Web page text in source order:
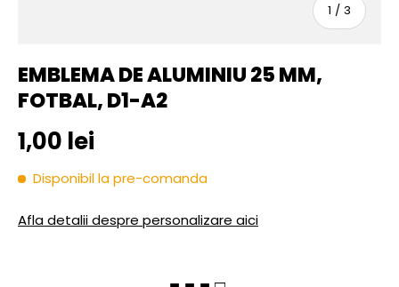
1 / sau
3
EMBLEMA DE ALUMINIU 25 MM,
FOTBAL, D1-A2
Pret initial
1,00 lei
Disponibil la pre-comanda
Afla detalii despre personalizare aici